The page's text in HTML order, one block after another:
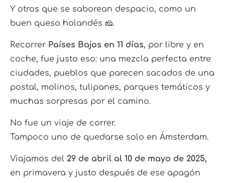
Y otros que se saborean despacio, como un
buen queso holandés 🧀.
Recorrer Países Bajos en 11 días, por libre y en
coche, fue justo eso: una mezcla perfecta entre
ciudades, pueblos que parecen sacados de una
postal, molinos, tulipanes, parques temáticos y
muchas sorpresas por el camino.
No fue un viaje de correr.
Tampoco uno de quedarse solo en Ámsterdam.
Viajamos del 29 de abril al 10 de mayo de 2025,
en primavera y justo después de ese apagón